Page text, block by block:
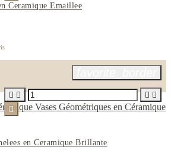
Ceramique Emaillee
en Ceramique Brillante
   
